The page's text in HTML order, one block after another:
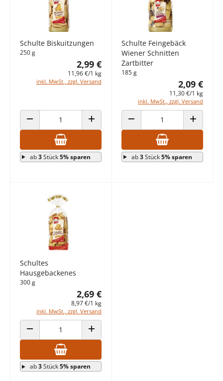
Schulte Biskuitzungen
250 g
2,99 €
11,96 €/1 kg
inkl. MwSt., zzgl. Versand
ANZAHL VERRINGERN ANZAHL ERHÖHEN
ab3Stück5% sparen
Schulte Feingebäck
Wiener Schnitten
Zartbitter
185 g
2,09 €
11,30 €/1 kg
inkl. MwSt., zzgl. Versand
ANZAHL VERRINGERN ANZAHL
ab3Stück5% sparen
Schultes
Hausgebackenes
300 g
2,69 €
8,97 €/1 kg
inkl. MwSt., zzgl. Versand
ANZAHL VERRINGERN ANZAHL ERHÖHEN
ab3Stück5% sparen